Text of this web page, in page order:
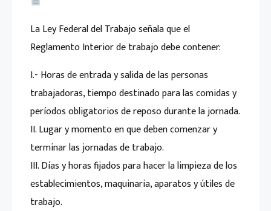
La Ley Federal del Trabajo señala que el
Reglamento Interior de trabajo debe contener:
I.- Horas de entrada y salida de las personas
trabajadoras, tiempo destinado para las comidas y
períodos obligatorios de reposo durante la jornada.
II. Lugar y momento en que deben comenzar y
terminar las jornadas de trabajo.
III. Días y horas fijados para hacer la limpieza de los
establecimientos, maquinaria, aparatos y útiles de
trabajo.